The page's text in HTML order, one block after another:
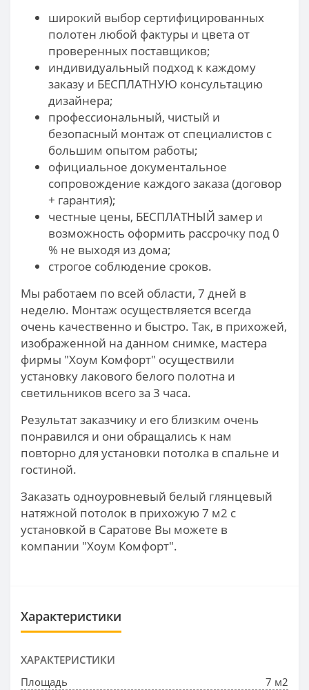
широкий выбор сертифицированных
полотен любой фактуры и цвета от
проверенных поставщиков;
индивидуальный подход к каждому
заказу и БЕСПЛАТНУЮ консультацию
дизайнера;
профессиональный, чистый и
безопасный монтаж от специалистов с
большим опытом работы;
официальное документальное
сопровождение каждого заказа (договор
+ гарантия);
честные цены, БЕСПЛАТНЫЙ замер и
возможность оформить рассрочку под 0
% не выходя из дома;
строгое соблюдение сроков.
Мы работаем по всей области, 7 дней в
неделю. Монтаж осуществляется всегда
очень качественно и быстро. Так, в прихожей,
изображенной на данном снимке, мастера
фирмы "Хоум Комфорт" осуществили
установку лакового белого полотна и
светильников всего за 3 часа.
Результат заказчику и его близким очень
понравился и они обращались к нам
повторно для установки потолка в спальне и
гостиной.
Заказать одноуровневый белый глянцевый
натяжной потолок в прихожую 7 м2 с
установкой в Саратове Вы можете в
компании "Хоум Комфорт".
Характеристики
ХАРАКТЕРИСТИКИ
Площадь
7 м2